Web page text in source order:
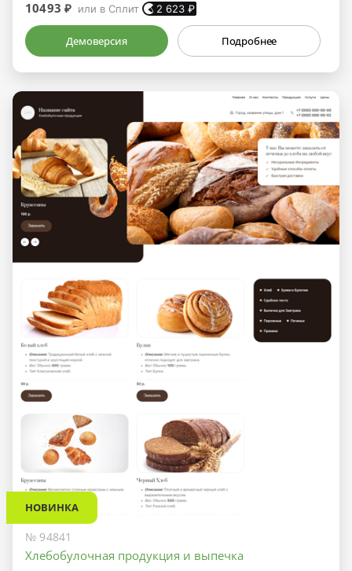
10493 ₽ или в Сплит 2 623 ₽
Демоверсия Подробнее
НОВИНКА
№ 94841
Хлебобулочная продукция и выпечка